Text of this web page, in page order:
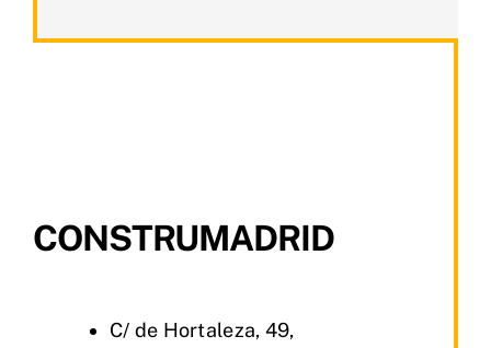
CONSTRUMADRID
C/ de Hortaleza, 49,